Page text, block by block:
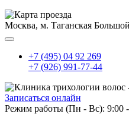
Москва, м. Таганская
+7 (495) 04 92 269
+7 (926) 991-77-44
Записаться онлайн
Режим работы (Пн - Вс): 9:00